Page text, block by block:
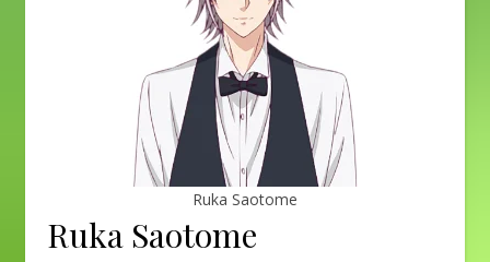
Ruka Saotome
Ruka Saotome